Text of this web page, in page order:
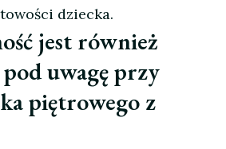
dziecka.
jest również
uwagę przy
piętrowego z